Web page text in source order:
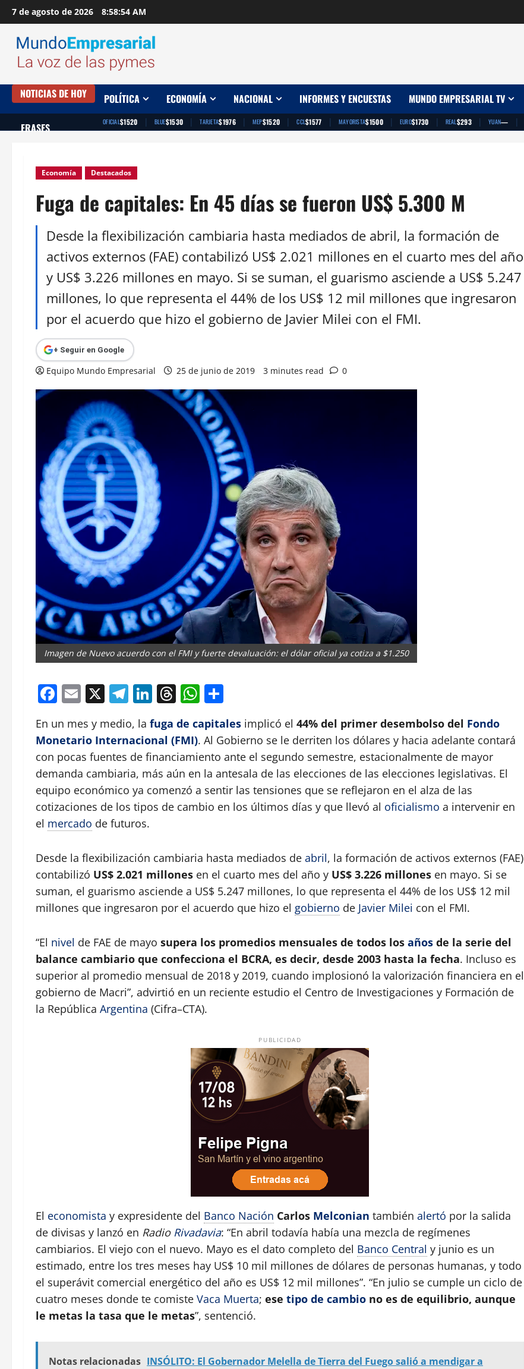
Saltar
al
contenido
7 de agosto de 2026 8:58:55 AM
NOTICIAS DE HOY POLÍTICA ECONOMÍA NACIONAL INFORMES Y ENCUESTAS MUNDO EMPRESARIAL TV
FRASES OFICIAL$1520 | BLUE$1530 | TARJETA$1976 | MEP$1520 | CCL$1577 | MAYORISTA$1500 | EURO$1730 | REAL$293 | YUAN— |
Economía Destacados
Fuga de capitales: En 45 días se fueron US$ 5.300 M
Desde la flexibilización cambiaria hasta mediados de abril, la formación de
activos externos (FAE) contabilizó US$ 2.021 millones en el cuarto mes del año
y US$ 3.226 millones en mayo. Si se suman, el guarismo asciende a US$ 5.247
millones, lo que representa el 44% de los US$ 12 mil millones que ingresaron
por el acuerdo que hizo el gobierno de Javier Milei con el FMI.
+ Seguir en Google
Equipo Mundo Empresarial 25 de junio de 2019 3 minutes read 0
Imagen de Nuevo acuerdo con el FMI y fuerte devaluación: el dólar oficial ya cotiza a $1.250
Facebook
Email
X Telegram
LinkedIn
Threads
WhatsApp
En un mes y medio, la fuga de capitales implicó el 44% del primer desembolso del Fondo
Monetario Internacional (FMI). Al Gobierno se le derriten los dólares y hacia adelante contará
con pocas fuentes de financiamiento ante el segundo semestre, estacionalmente de mayor
demanda cambiaria, más aún en la antesala de las elecciones de las elecciones legislativas. El
equipo económico ya comenzó a sentir las tensiones que se reflejaron en el alza de las
cotizaciones de los tipos de cambio en los últimos días y que llevó al oficialismo a intervenir en
el mercado de futuros.
Desde la flexibilización cambiaria hasta mediados de abril, la formación de activos externos (FAE)
contabilizó US$ 2.021 millones en el cuarto mes del año y US$ 3.226 millones en mayo. Si se
suman, el guarismo asciende a US$ 5.247 millones, lo que representa el 44% de los US$ 12 mil
millones que ingresaron por el acuerdo que hizo el gobierno de Javier Milei con el FMI.
“El nivel de FAE de mayo supera los promedios mensuales de todos los años de la serie del
balance cambiario que confecciona el BCRA, es decir, desde 2003 hasta la fecha. Incluso es
superior al promedio mensual de 2018 y 2019, cuando implosionó la valorización financiera en el
gobierno de Macri”, advirtió en un reciente estudio el Centro de Investigaciones y Formación de
la República Argentina (Cifra–CTA).
PUBLICIDAD
El economista y expresidente del Banco Nación Carlos Melconian también alertó por la salida
de divisas y lanzó en Radio Rivadavia: “En abril todavía había una mezcla de regímenes
cambiarios. El viejo con el nuevo. Mayo es el dato completo del Banco Central y junio es un
estimado, entre los tres meses hay US$ 10 mil millones de dólares de personas humanas, y todo
el superávit comercial energético del año es US$ 12 mil millones”. “En julio se cumple un ciclo de
cuatro meses donde te comiste Vaca Muerta; ese tipo de cambio no es de equilibrio, aunque
le metas la tasa que le metas”, sentenció.
Notas relacionadas INSÓLITO: El Gobernador Melella de Tierra del Fuego salió a mendigar a